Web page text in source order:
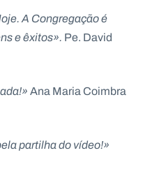
A Congregação é
e êxitos». Pe. David
Ana Maria Coimbra
partilha do vídeo!»